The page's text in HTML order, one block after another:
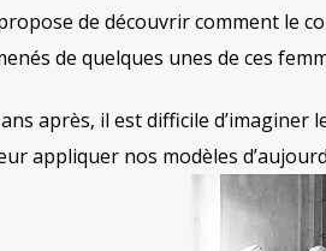
de découvrir comment le
de quelques unes de ces
après, il est difficile
appliquer nos modèles